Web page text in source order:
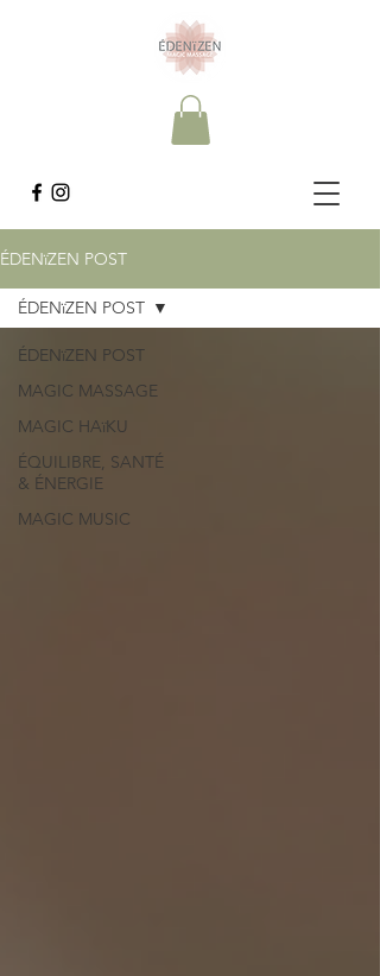
ÉDENïZEN POST
ÉDENïZEN POST
MAGIC MASSAGE
MAGIC HAïKU
ÉQUILIBRE, SANTÉ
& ÉNERGIE
MAGIC MUSIC
ÉDENïZEN POST